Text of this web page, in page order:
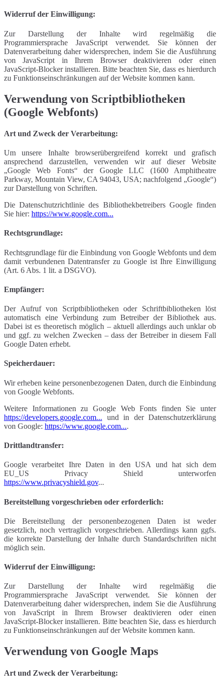
Widerruf der Einwilligung:
Zur Darstellung der Inhalte wird regelmäßig die
Programmiersprache JavaScript verwendet. Sie können der
Datenverarbeitung daher widersprechen, indem Sie die Ausführung
von JavaScript in Ihrem Browser deaktivieren oder einen
JavaScript-Blocker installieren. Bitte beachten Sie, dass es hierdurch
zu Funktionseinschränkungen auf der Website kommen kann.
Verwendung von Scriptbibliotheken
(Google Webfonts)
Art und Zweck der Verarbeitung:
Um unsere Inhalte browserübergreifend korrekt und grafisch
ansprechend darzustellen, verwenden wir auf dieser Website
„Google Web Fonts“ der Google LLC (1600 Amphitheatre
Parkway, Mountain View, CA 94043, USA; nachfolgend „Google“)
zur Darstellung von Schriften.
Die Datenschutzrichtlinie des Bibliothekbetreibers Google finden
Sie hier: https://www.google.com...
Rechtsgrundlage:
Rechtsgrundlage für die Einbindung von Google Webfonts und dem
damit verbundenen Datentransfer zu Google ist Ihre Einwilligung
(Art. 6 Abs. 1 lit. a DSGVO).
Empfänger:
Der Aufruf von Scriptbibliotheken oder Schriftbibliotheken löst
automatisch eine Verbindung zum Betreiber der Bibliothek aus.
Dabei ist es theoretisch möglich – aktuell allerdings auch unklar ob
und ggf. zu welchen Zwecken – dass der Betreiber in diesem Fall
Google Daten erhebt.
Speicherdauer:
Wir erheben keine personenbezogenen Daten, durch die Einbindung
von Google Webfonts.
Weitere Informationen zu Google Web Fonts finden Sie unter
https://developers.google.com... und in der Datenschutzerklärung
von Google: https://www.google.com....
Drittlandtransfer:
Google verarbeitet Ihre Daten in den USA und hat sich dem
EU_US Privacy Shield unterworfen
https://www.privacyshield.gov...
Bereitstellung vorgeschrieben oder erforderlich:
Die Bereitstellung der personenbezogenen Daten ist weder
gesetzlich, noch vertraglich vorgeschrieben. Allerdings kann ggfs.
die korrekte Darstellung der Inhalte durch Standardschriften nicht
möglich sein.
Widerruf der Einwilligung:
Zur Darstellung der Inhalte wird regelmäßig die
Programmiersprache JavaScript verwendet. Sie können der
Datenverarbeitung daher widersprechen, indem Sie die Ausführung
von JavaScript in Ihrem Browser deaktivieren oder einen
JavaScript-Blocker installieren. Bitte beachten Sie, dass es hierdurch
zu Funktionseinschränkungen auf der Website kommen kann.
Verwendung von Google Maps
Art und Zweck der Verarbeitung: